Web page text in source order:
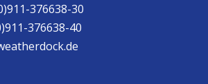
376638-30
376638-40